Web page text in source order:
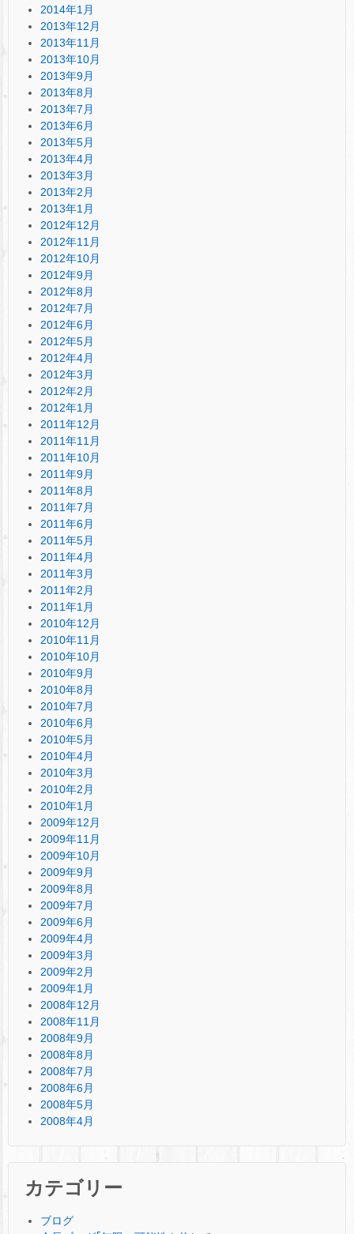
2014年1月
2013年12月
2013年11月
2013年10月
2013年9月
2013年8月
2013年7月
2013年6月
2013年5月
2013年4月
2013年3月
2013年2月
2013年1月
2012年12月
2012年11月
2012年10月
2012年9月
2012年8月
2012年7月
2012年6月
2012年5月
2012年4月
2012年3月
2012年2月
2012年1月
2011年12月
2011年11月
2011年10月
2011年9月
2011年8月
2011年7月
2011年6月
2011年5月
2011年4月
2011年3月
2011年2月
2011年1月
2010年12月
2010年11月
2010年10月
2010年9月
2010年8月
2010年7月
2010年6月
2010年5月
2010年4月
2010年3月
2010年2月
2010年1月
2009年12月
2009年11月
2009年10月
2009年9月
2009年8月
2009年7月
2009年6月
2009年4月
2009年3月
2009年2月
2009年1月
2008年12月
2008年11月
2008年9月
2008年8月
2008年7月
2008年6月
2008年5月
2008年4月
カテゴリー
ブログ